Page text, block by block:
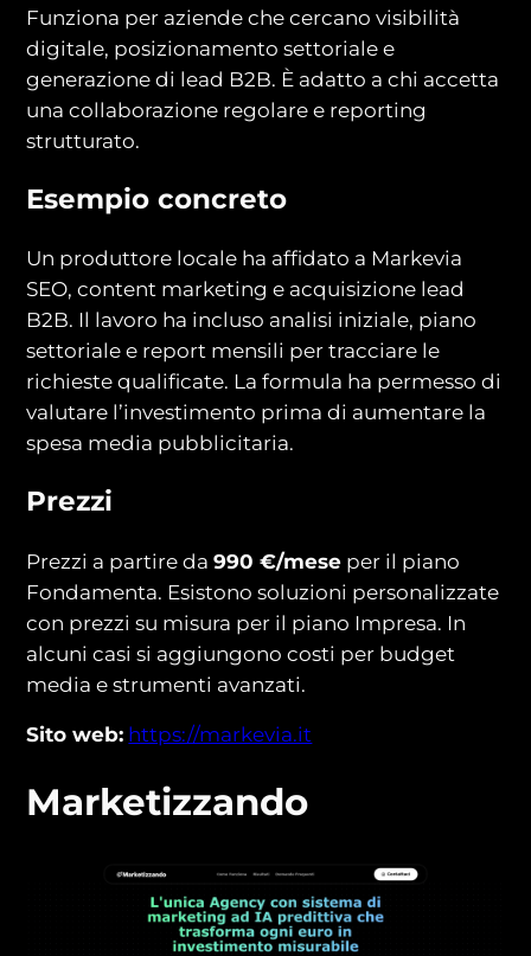
Funziona per aziende che cercano visibilità
digitale, posizionamento settoriale e
generazione di lead B2B. È adatto a chi accetta
una collaborazione regolare e reporting
strutturato.
Esempio concreto
Un produttore locale ha affidato a Markevia
SEO, content marketing e acquisizione lead
B2B. Il lavoro ha incluso analisi iniziale, piano
settoriale e report mensili per tracciare le
richieste qualificate. La formula ha permesso di
valutare l’investimento prima di aumentare la
spesa media pubblicitaria.
Prezzi
Prezzi a partire da990 €/mese per il piano
Fondamenta. Esistono soluzioni personalizzate
con prezzi su misura per il piano Impresa. In
alcuni casi si aggiungono costi per budget
media e strumenti avanzati.
Sito web: https://markevia.it
Marketizzando